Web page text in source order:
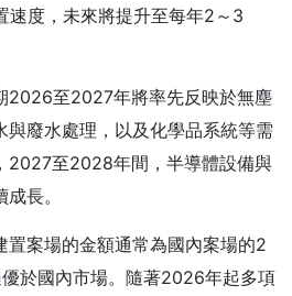
速度，未來將提升至每年2～3
2026至2027年將率先反映於無塵
與廢水處理，以及化學品系統等需
2027至2028年間，半導體設備與
長。
置案場的金額通常為國內案場的2
於國內市場。隨著2026年起多項